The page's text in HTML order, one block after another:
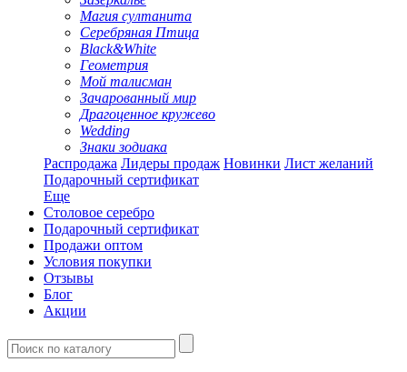
Магия султанита
Серебряная Птица
Black&White
Геометрия
Мой талисман
Зачарованный мир
Драгоценное кружево
Wedding
Знаки зодиака
Распродажа Лидеры продаж Новинки Лист желаний
Подарочный сертификат
Еще
Столовое серебро
Подарочный сертификат
Продажи оптом
Условия покупки
Отзывы
Блог
Акции